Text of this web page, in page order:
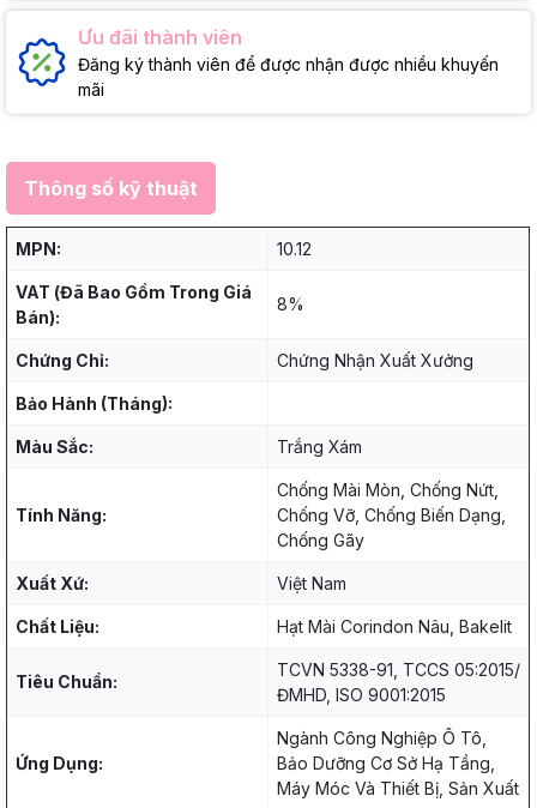
Ưu đãi thành viên
Đăng ký thành viên để được nhận được nhiều khuyến
mãi
Thông số kỹ thuật
MPN: 10.12
VAT (Đã Bao Gồm Trong Giá
Bán):
8%
Chứng Chỉ: Chứng Nhận Xuất Xưởng
Bảo Hành (Tháng):
Màu Sắc: Trắng Xám
Tính Năng:
Chống Mài Mòn, Chống Nứt,
Chống Vỡ, Chống Biến Dạng,
Chống Gãy
Xuất Xứ: Việt Nam
Chất Liệu: Hạt Mài Corindon Nâu, Bakelit
Tiêu Chuẩn:
TCVN 5338-91, TCCS 05:2015/
ĐMHD, ISO 9001:2015
Ứng Dụng:
Ngành Công Nghiệp Ô Tô,
Bảo Dưỡng Cơ Sở Hạ Tầng,
Máy Móc Và Thiết Bị, Sản Xuất